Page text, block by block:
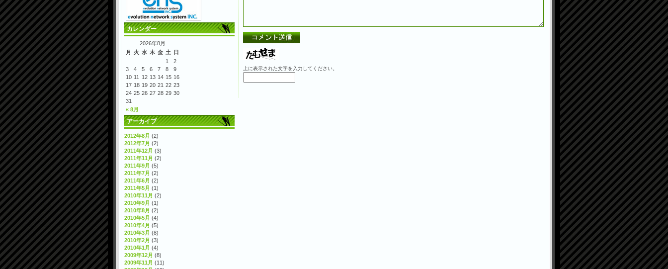
カレンダー
2026年8月
月
火 水 木 金 土 日
« 8月
1
2
3
4 5 6 7 8
9
10 11 12 13 14 15 16
17 18 19 20 21 22 23
24 25 26 27 28 29 30
31
アーカイブ
2012年8月 (2)
2012年7月 (2)
2011年12月 (3)
2011年11月 (2)
2011年9月 (5)
2011年7月 (2)
2011年6月 (2)
2011年5月 (1)
2010年11月 (2)
2010年9月 (1)
2010年8月 (2)
2010年5月 (4)
2010年4月 (5)
2010年3月 (8)
2010年2月 (3)
2010年1月 (4)
2009年12月 (8)
2009年11月 (11)
上に表示された文字を入力してください。